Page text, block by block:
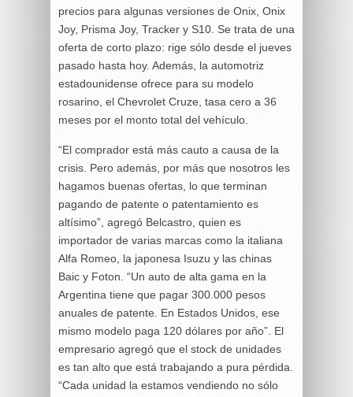
precios para algunas versiones de Onix, Onix
Joy, Prisma Joy, Tracker y S10. Se trata de una
oferta de corto plazo: rige sólo desde el jueves
pasado hasta hoy. Además, la automotriz
estadounidense ofrece para su modelo
rosarino, el Chevrolet Cruze, tasa cero a 36
meses por el monto total del vehículo.
“El comprador está más cauto a causa de la
crisis. Pero además, por más que nosotros les
hagamos buenas ofertas, lo que terminan
pagando de patente o patentamiento es
altísimo”, agregó Belcastro, quien es
importador de varias marcas como la italiana
Alfa Romeo, la japonesa Isuzu y las chinas
Baic y Foton. “Un auto de alta gama en la
Argentina tiene que pagar 300.000 pesos
anuales de patente. En Estados Unidos, ese
mismo modelo paga 120 dólares por año”. El
empresario agregó que el stock de unidades
es tan alto que está trabajando a pura pérdida.
“Cada unidad la estamos vendiendo no sólo